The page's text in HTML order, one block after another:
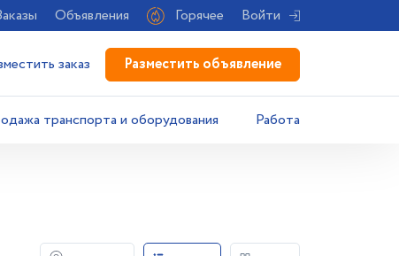
Объявления Горячее Войти
заказ Разместить объявление
транспорта и оборудования Работа